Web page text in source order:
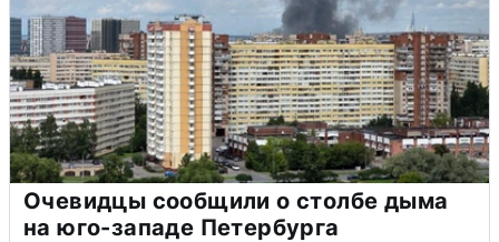
Очевидцы сообщили о столбе дыма
на юго-западе Петербурга